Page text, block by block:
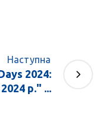
Наступна
2024:
р." ...